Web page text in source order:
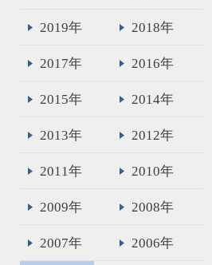
2019年 2018年
2017年 2016年
2015年 2014年
2013年 2012年
2011年 2010年
2009年 2008年
2007年 2006年